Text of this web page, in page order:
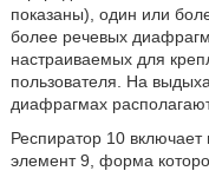
показаны), один или
более речевых
настраиваемых для
пользователя. На
диафрагмах
Респиратор 10
элемент 9, форма